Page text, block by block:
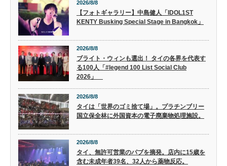
2026/8/8
【フォトギャラリー】中島健人「IDOL1ST
KENTY Busking Special Stage in Bangkok」
2026/8/8
ブライト・ウィンも選出！ タイの各界を代表す
る100人「#legend 100 List Social Club
2026」
2026/8/8
タイは「世界のゴミ捨て場」。プラチンブリー
国立保全林に外国資本の電子廃棄物処理施設。
2026/8/8
タイ、無許可営業のパブを摘発。店内に15歳を
含む未成年者39名、32人から薬物反応。